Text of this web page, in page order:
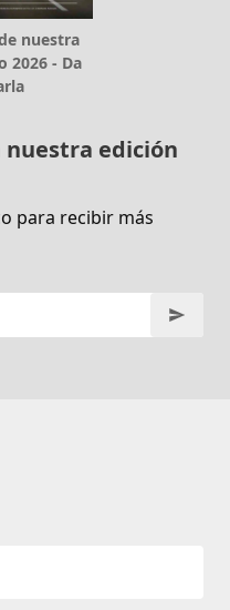
nuestra
2026 - Da
edición
para recibir más